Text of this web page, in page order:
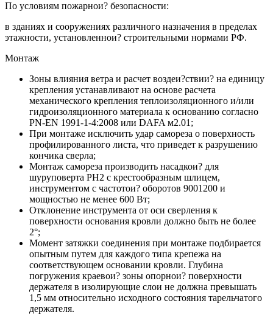
По условиям пожарнои? безопасности:
в зданиях и сооружениях различного назначения в пределах
этажности, установленнои? строительными нормами РФ.
Монтаж
Зоны влияния ветра и расчет воздеи?ствии? на единицу
крепления устанавливают на основе расчета
механического крепления теплоизоляционного и/или
гидроизоляционного материала к основанию согласно
PN-EN 1991-1-4:2008 или DAFA м2.01;
При монтаже исключить удар самореза о поверхность
профилированного листа, что приведет к разрушению
кончика сверла;
Монтаж самореза производить насадкои? для
шуруповерта PH2 с крестообразным шлицем,
инструментом с частотои? оборотов 9001200 и
мощностью не менее 600 Вт;
Отклонение инструмента от оси сверления к
поверхности основания кровли должно быть не более
2°;
Момент затяжки соединения при монтаже подбирается
опытным путем для каждого типа крепежа на
соответствующем основании кровли. Глубина
погружения краевои? зоны опорнои? поверхности
держателя в изолирующие слои не должна превышать
1,5 мм относительно исходного состояния тарельчатого
держателя.